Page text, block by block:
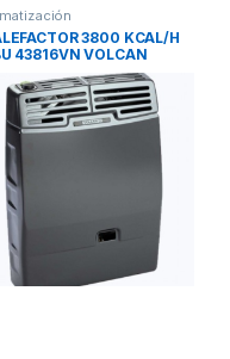
3800 KCAL/H
43816VN VOLCAN